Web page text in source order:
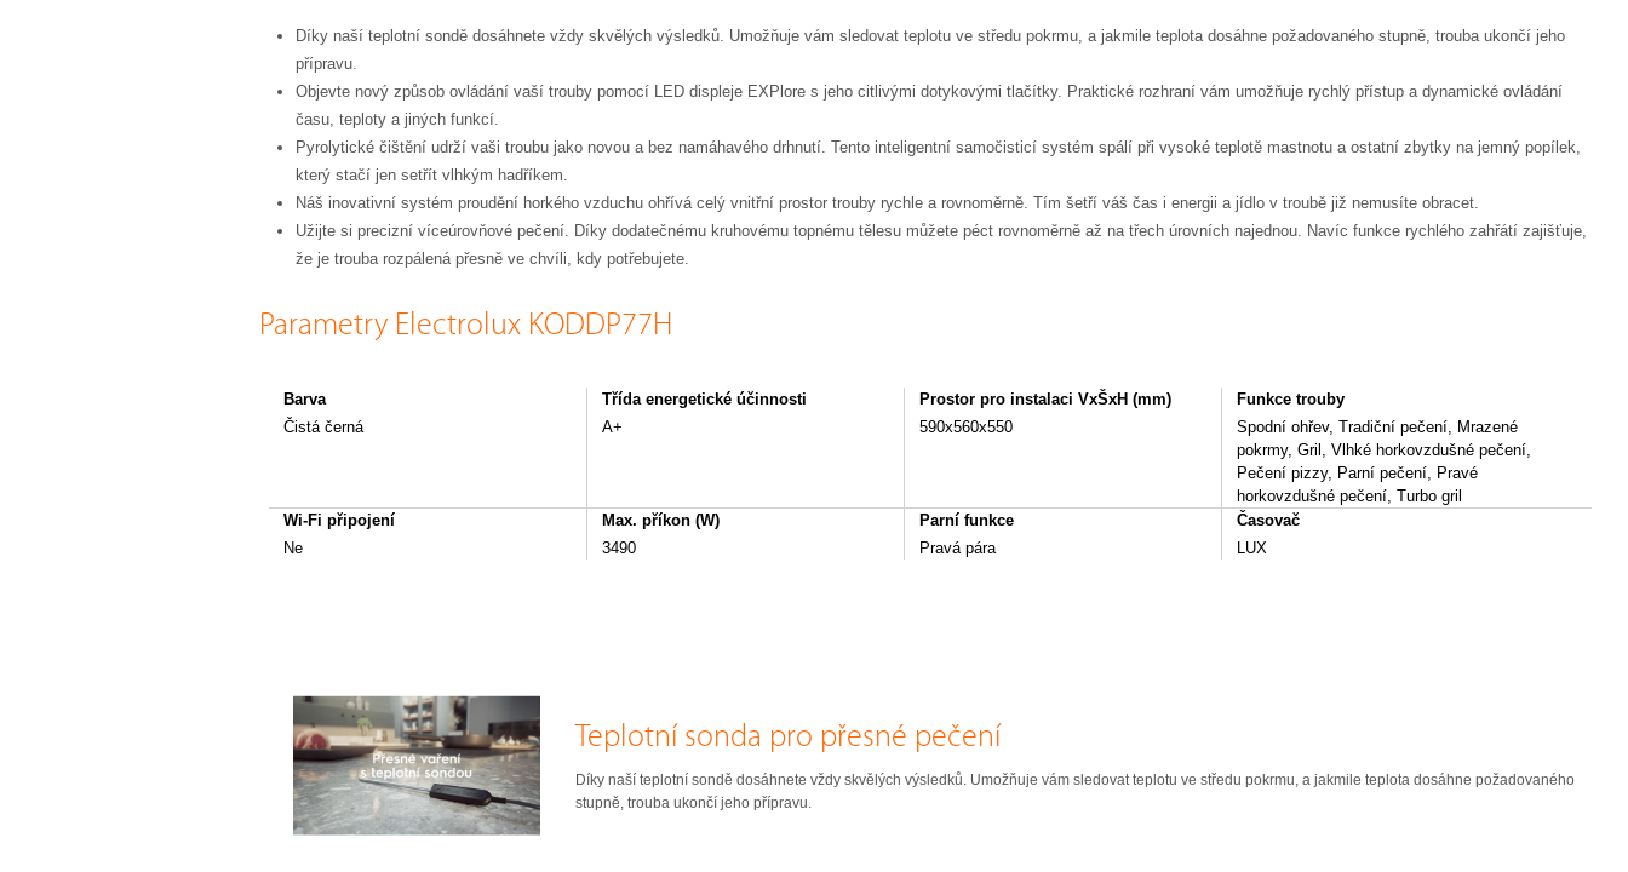
Díky naší teplotní sondě dosáhnete vždy skvělých výsledků. Umožňuje vám sledovat teplotu ve středu pokrmu, a jakmile teplota dosáhne požadovaného stupně, trouba ukončí jeho
přípravu.
Objevte nový způsob ovládání vaší trouby pomocí LED displeje EXPlore s jeho citlivými dotykovými tlačítky. Praktické rozhraní vám umožňuje rychlý přístup a dynamické ovládání
času, teploty a jiných funkcí.
Pyrolytické čištění udrží vaši troubu jako novou a bez namáhavého drhnutí. Tento inteligentní samočisticí systém spálí při vysoké teplotě mastnotu a ostatní zbytky na jemný popílek,
který stačí jen setřít vlhkým hadříkem.
Náš inovativní systém proudění horkého vzduchu ohřívá celý vnitřní prostor trouby rychle a rovnoměrně. Tím šetří váš čas i energii a jídlo v troubě již nemusíte obracet.
Užijte si precizní víceúrovňové pečení. Díky dodatečnému kruhovému topnému tělesu můžete péct rovnoměrně až na třech úrovních najednou. Navíc funkce rychlého zahřátí zajišťuje,
že je trouba rozpálená přesně ve chvíli, kdy potřebujete.
Parametry Electrolux KODDP77H
Barva
Čistá černá
Třída energetické účinnosti
A+
Prostor pro instalaci VxŠxH (mm)
590x560x550
Funkce trouby
Spodní ohřev, Tradiční pečení, Mrazené
pokrmy, Gril, Vlhké horkovzdušné pečení,
Pečení pizzy, Parní pečení, Pravé
horkovzdušné pečení, Turbo gril
Wi-Fi připojení
Ne
Max. příkon (W)
3490
Parní funkce
Pravá pára
Časovač
LUX
Teplotní sonda pro přesné pečení
Díky naší teplotní sondě dosáhnete vždy skvělých výsledků. Umožňuje vám sledovat teplotu ve středu pokrmu, a jakmile teplota dosáhne požadovaného
stupně, trouba ukončí jeho přípravu.